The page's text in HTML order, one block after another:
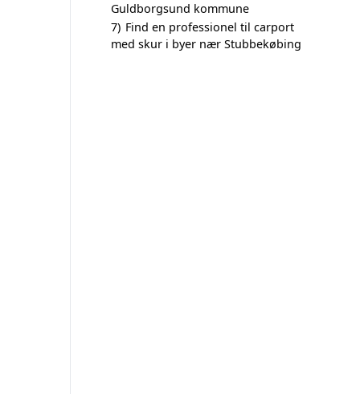
Guldborgsund kommune
7) Find en professionel til carport
med skur i byer nær Stubbekøbing